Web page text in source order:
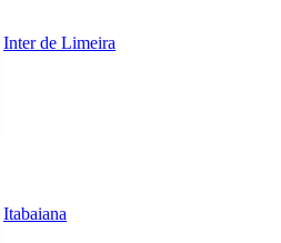
Inter de Limeira
Itabaiana